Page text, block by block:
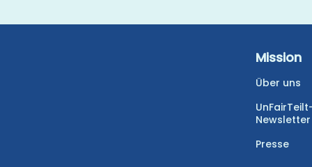
Mission
Über uns
Newsletter
Presse